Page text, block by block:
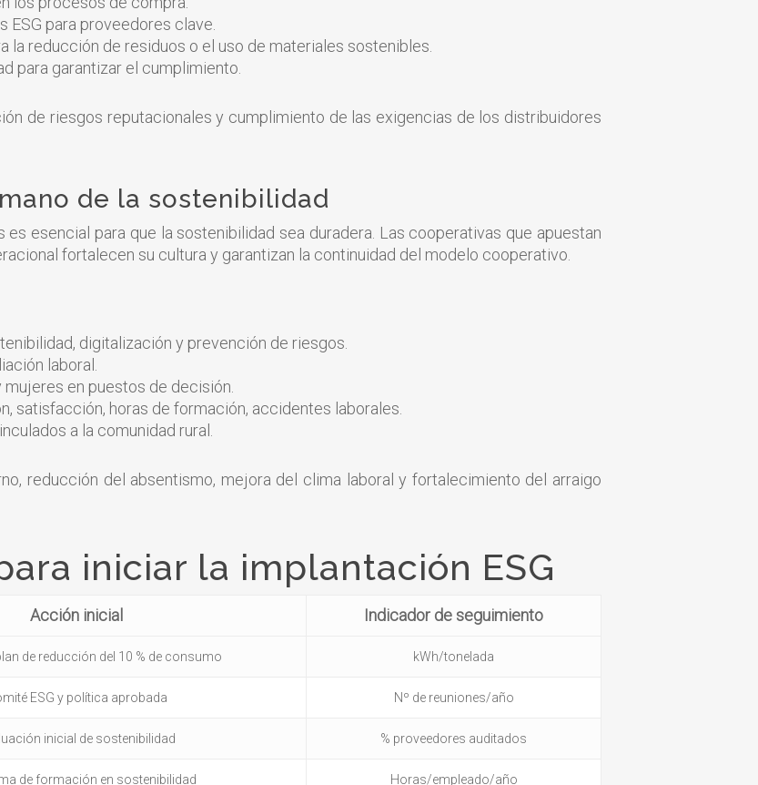
ESG para proveedores clave.
la reducción de residuos o el uso de materiales sostenibles.
para garantizar el cumplimiento.
de riesgos reputacionales y cumplimiento de las exigencias de los distribuidores
de la sostenibilidad
esencial para que la sostenibilidad sea duradera. Las cooperativas que apuestan
fortalecen su cultura y garantizan la continuidad del modelo cooperativo.
digitalización y prevención de riesgos.
laboral.
en puestos de decisión.
satisfacción, horas de formación, accidentes laborales.
a la comunidad rural.
reducción del absentismo, mejora del clima laboral y fortalecimiento del arraigo
iniciar la implantación ESG
Acción inicial Indicador de seguimiento
de reducción del 10 % de consumo kWh/tonelada
ESG y política aprobada Nº de reuniones/año
inicial de sostenibilidad % proveedores auditados
de formación en sostenibilidad Horas/empleado/año